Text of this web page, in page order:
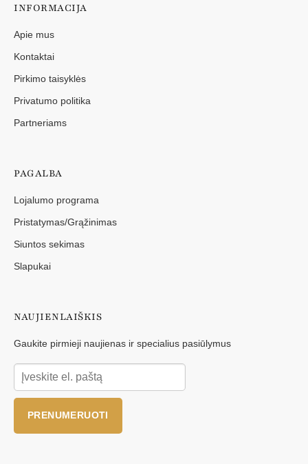
INFORMACIJA
Apie mus
Kontaktai
Pirkimo taisyklės
Privatumo politika
Partneriams
PAGALBA
Lojalumo programa
Pristatymas/Grąžinimas
Siuntos sekimas
Slapukai
NAUJIENLAIŠKIS
Gaukite pirmieji naujienas ir specialius pasiūlymus
PRENUMERUOTI